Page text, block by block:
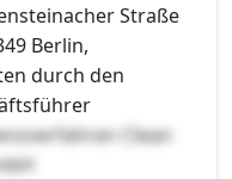
Straße
Berlin,
durch den
Clean